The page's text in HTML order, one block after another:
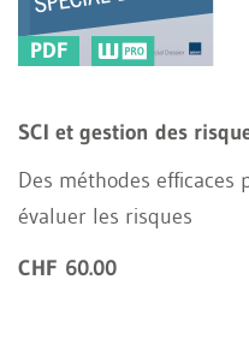
PDF
SCI et gestion des
Des méthodes efficaces
évaluer les risques
CHF 60.00